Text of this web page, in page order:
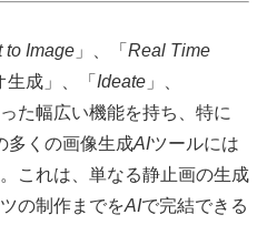
to Image 」、「 Real Time
生成」、「 Ideate 」、
た幅広い機能を持ち、特に
多くの画像生成AIツールには
これは、単なる静止画の生成
の制作までをAIで完結できる